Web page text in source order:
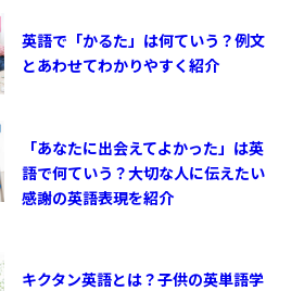
英語で「かるた」は何ていう？例文
とあわせてわかりやすく紹介
「あなたに出会えてよかった」は英
語で何ていう？大切な人に伝えたい
感謝の英語表現を紹介
キクタン英語とは？子供の英単語学